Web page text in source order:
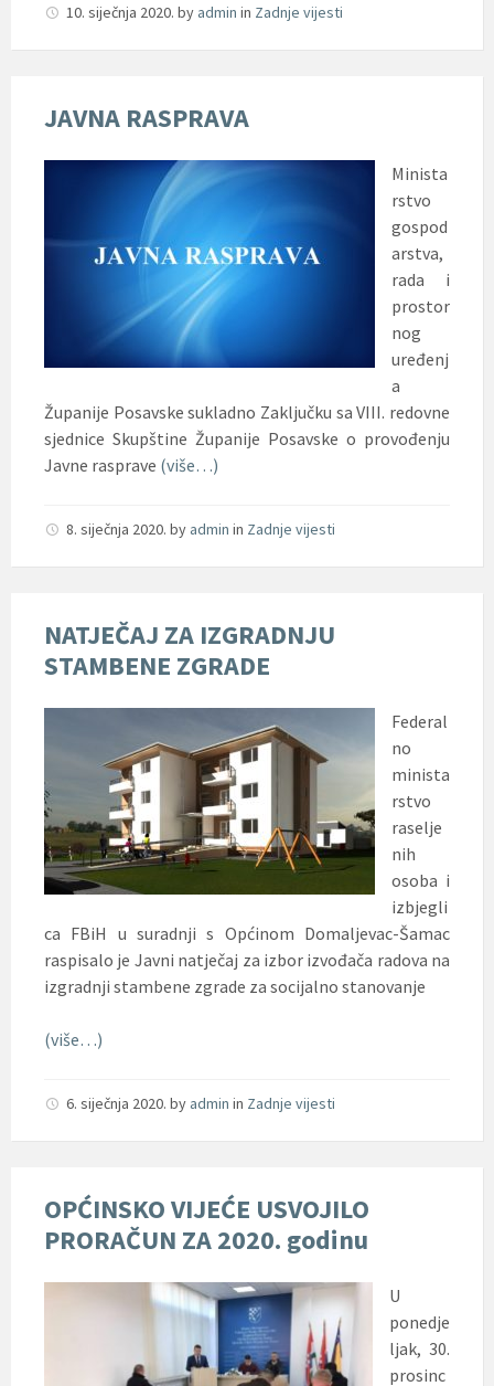
10. siječnja 2020. by admin in Zadnje vijesti
JAVNA RASPRAVA
Minista
rstvo
gospod
arstva,
rada i
prostor
nog
uređenj
a
Županije Posavske sukladno Zaključku sa VIII. redovne
sjednice Skupštine Županije Posavske o provođenju
Javne rasprave (više…)
8. siječnja 2020. by admin in Zadnje vijesti
NATJEČAJ ZA IZGRADNJU
STAMBENE ZGRADE
Federal
no
minista
rstvo
raselje
nih
osoba i
izbjegli
ca FBiH u suradnji s Općinom Domaljevac-Šamac
raspisalo je Javni natječaj za izbor izvođača radova na
izgradnji stambene zgrade za socijalno stanovanje
(više…)
6. siječnja 2020. by admin in Zadnje vijesti
OPĆINSKO VIJEĆE USVOJILO
PRORAČUN ZA 2020. godinu
U
ponedje
ljak, 30.
prosinc